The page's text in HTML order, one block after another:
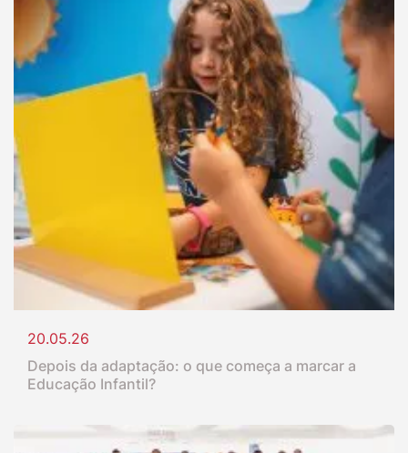
20.05.26
Depois da adaptação: o que começa a marcar a
Educação Infantil?